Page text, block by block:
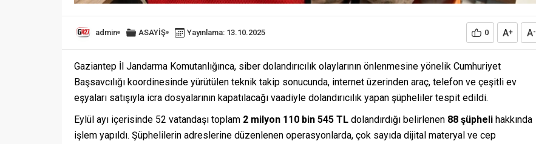
admin ASAYİŞ Yayınlama: 13.10.2025 0 A+ A-
Gaziantep İl Jandarma Komutanlığınca, siber dolandırıcılık olaylarının önlenmesine yönelik Cumhuriyet
Başsavcılığı koordinesinde yürütülen teknik takip sonucunda, internet üzerinden araç, telefon ve çeşitli ev
eşyaları satışıyla icra dosyalarının kapatılacağı vaadiyle dolandırıcılık yapan şüpheliler tespit edildi.
Eylül ayı içerisinde 52 vatandaşı toplam 2 milyon 110 bin 545 TL dolandırdığı belirlenen 88 şüpheli hakkında
işlem yapıldı. Şüphelilerin adreslerine düzenlenen operasyonlarda, çok sayıda dijital materyal ve cep